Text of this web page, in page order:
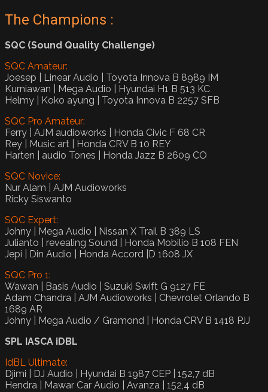
The Champions :
SQC (Sound Quality Challenge)
SQC Amateur:
Joesep | Linear Audio | Toyota Innova B 8989 IM
Kurniawan | Mega Audio | Hyundai H1 B 513 KC
Helmy | Koko ayung | Toyota Innova B 2257 SFB
SQC Pro Amateur:
Ferry | AJM audioworks | Honda Civic F 68 CR
Rey | Music art | Honda CRV B 10 REY
Harten | audio Tones | Honda Jazz B 2609 CO
SQC Novice:
Nur Alam | AJM Audioworks
Ricky Siswanto
SQC Expert:
Johny | Mega Audio | Nissan X Trail B 389 LS
Julianto | revealing Sound | Honda Mobilio B 108 FEN
Jepi | Din Audio | Honda Accord |D 1608 JX
SQC Pro 1:
Wawan | Basis Audio | Suzuki Swift G 9127 FE
Adam Chandra | AJM Audioworks | Chevrolet Orlando B
1689 AR
Johny | Mega Audio / Gramond | Honda CRV B 1418 PJJ
SPL IASCA iDBL
IdBL Ultimate:
Djimi | DJ Audio | Hyundai B 1987 CEP | 152,7 dB
Hendra | Mawar Car Audio | Avanza | 152,4 dB